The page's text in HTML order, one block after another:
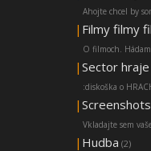
Ahojte chcel by
| Filmy filmy
O filmoch.
| Sector hraje
:diskoška o
| Screenshots
Vkladajte sem
| Hudba (2)